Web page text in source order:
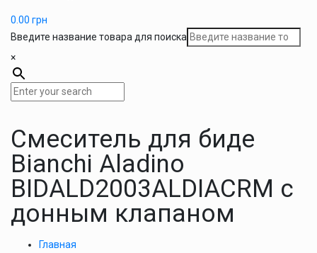
0.00 грн
Введите название товара для поиска
×
Смеситель для биде
Bianchi Aladino
BIDALD2003ALDIACRM с
донным клапаном
Главная